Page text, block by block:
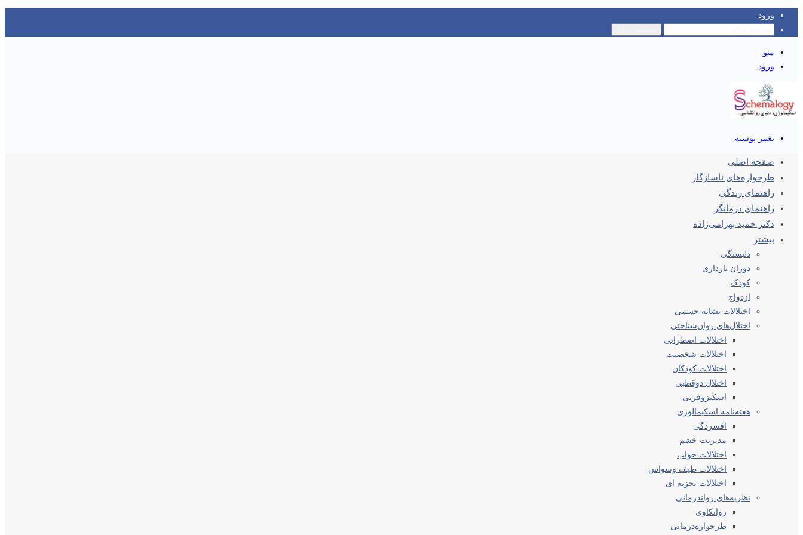
ورود
منو
ورود
تغییر پوسته
صفحه اصلی
طرحواره‌های ناسازگار
راهنمای زندگی
راهنمای درمانگر
دکتر حمید بهرامی‌زاده
بیشتر
دلبستگی
دوران بارداری
کودک
ازدواج
اختلالات نشانه جسمی
اختلال‌های روان‌شناختی
اختلالات اضطرابی
اختلالات شخصیت
اختلالات کودکان
اختلال دوقطبی
اسکیزوفرنی
هفته‌نامه اسکیمالوژی
افسردگی
مدیریت خشم
اختلالات خواب
اختلالات طیف وسواس
اختلالات تجزیه ای
نظریه‌های رواندرمانی
روانکاوی
طرحواره‌درمانی